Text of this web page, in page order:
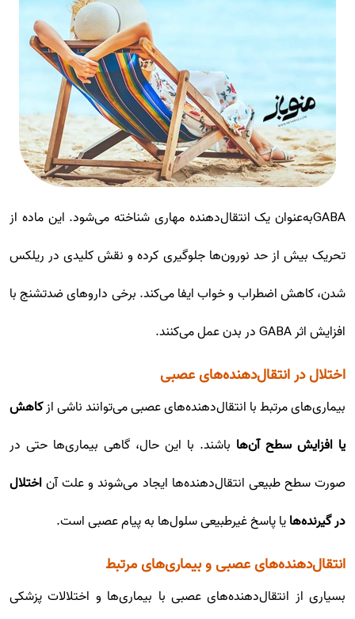
GABAبه‌عنوان یک انتقال‌دهنده مهاری شناخته می‌شود. این ماده از
تحریک بیش از حد نورون‌ها جلوگیری کرده و نقش کلیدی در ریلکس
شدن، کاهش اضطراب و خواب ایفا می‌کند. برخی داروهای ضدتشنج با
افزایش اثر GABA در بدن عمل می‌کنند.
اختلال در انتقال‌دهنده‌های عصبی
بیماری‌های مرتبط با انتقال‌دهنده‌های عصبی می‌توانند ناشی ازکاهش
یا افزایش سطح آن‌ها باشند. با این حال، گاهی بیماری‌ها حتی در
صورت سطح طبیعی انتقال‌دهنده‌ها ایجاد می‌شوند و علت آناختلال
در گیرنده‌هایا پاسخ غیرطبیعی سلول‌ها به پیام عصبی است.
انتقال‌دهنده‌های عصبی و بیماری‌های مرتبط
بسیاری از انتقال‌دهنده‌های عصبی با بیماری‌ها و اختلالات پزشکی